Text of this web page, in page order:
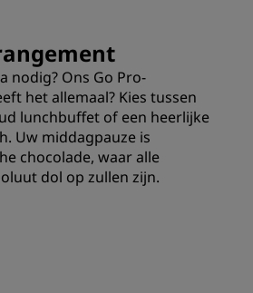
nodig? Ons Go Pro-
het allemaal? Kies tussen
lunchbuffet of een heerlijke
Uw middagpauze is
chocolade, waar alle
dol op zullen zijn.